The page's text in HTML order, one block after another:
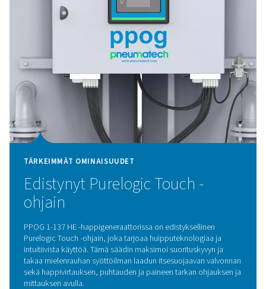
TÄRKEIMMÄT OMINAISUUDET
Erittäin tehokas ZMS-
PPOG 1-137 HE -happigeneraattorin erittäin tehokkaat
zeoliittimolekyylisiivilät (ZMS) optimoivat typen
vähentävät energiankulutusta ja pienentävät
Tämä energiatehokkuus varmistaa suuren happituoton
minimoi jätteen määrän.